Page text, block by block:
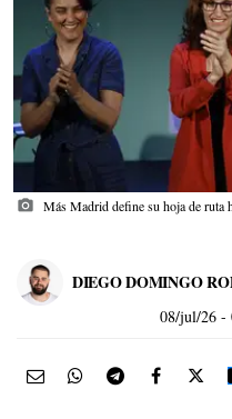
photo_camera Más Madrid define su hoja de ruta
DIEGO DOMINGO
08/jul/26 -